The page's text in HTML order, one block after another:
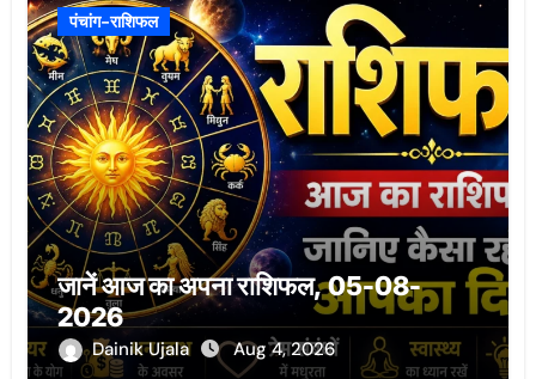
पंचांग-राशिफल
जानें आज का अपना राशिफल, 05-08-
2026
Dainik Ujala Aug 4, 2026